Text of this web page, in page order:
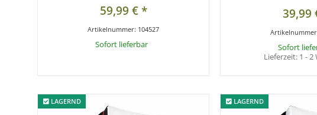
59,99 €*
Artikelnummer: 104527
Sofort lieferbar
39,99
Sofort
Lieferzeit: 1 - 2
LAGERND
LAGERND LAGERND
LAGERND